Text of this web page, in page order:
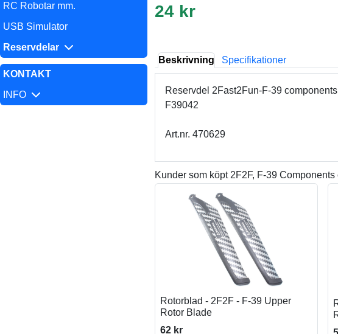
RC Robotar mm.
USB Simulator
Reservdelar
KONTAKT
INFO
24 kr
Beskrivning Specifikationer
Reservdel 2Fast2Fun-F-39
F39042
Art.nr. 470629
Kunder som köpt 2F2F, F-39
Rotorblad - 2F2F - F-39 Upper
Rotor Blade
62 kr